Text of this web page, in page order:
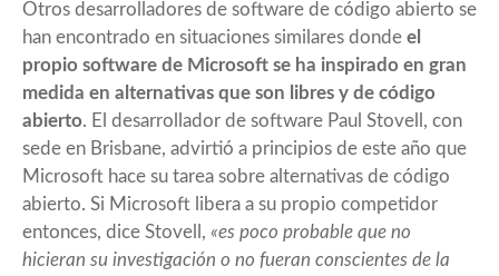
Otros desarrolladores de software de código abierto se
han encontrado en situaciones similares donde el
propio software de Microsoft se ha inspirado en gran
medida en alternativas que son libres y de código
abierto. El desarrollador de software Paul Stovell, con
sede en Brisbane, advirtió a principios de este año que
Microsoft hace su tarea sobre alternativas de código
abierto. Si Microsoft libera a su propio competidor
entonces, dice Stovell, «es poco probable que no
hicieran su investigación o no fueran conscientes de la